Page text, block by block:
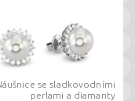
se sladkovodními
perlami a diamanty